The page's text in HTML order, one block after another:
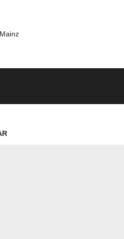
Mainz